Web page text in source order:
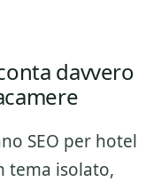
davvero
SEO per hotel
tema isolato,